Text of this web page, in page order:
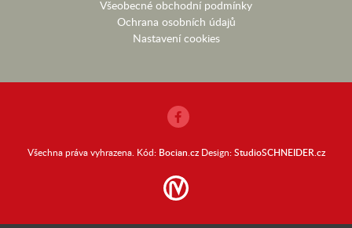
Všeobecné obchodní podmínky
Ochrana osobních údajů
Nastavení cookies
Všechna práva vyhrazena. Kód: Bocian.czDesign:StudioSCHNEIDER.cz